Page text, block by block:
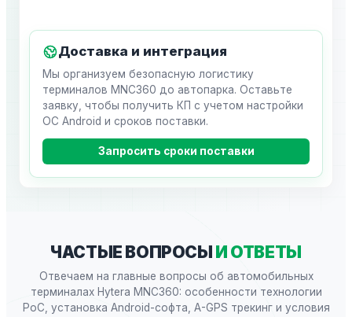
Доставка и интеграция
Мы организуем безопасную логистику
терминалов MNC360 до автопарка. Оставьте
заявку, чтобы получить КП с учетом настройки
ОС Android и сроков поставки.
Запросить сроки поставки
ЧАСТЫЕ ВОПРОСЫ И ОТВЕТЫ
Отвечаем на главные вопросы об автомобильных
терминалах Hytera MNC360: особенности технологии
PoC, установка Android-софта, A-GPS трекинг и условия